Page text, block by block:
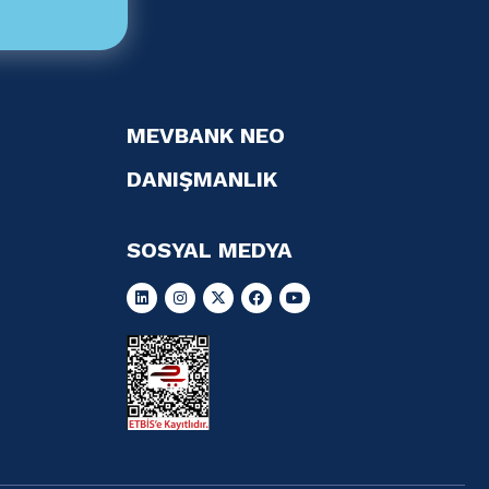
MEVBANK NEO
DANIŞMANLIK
SOSYAL MEDYA